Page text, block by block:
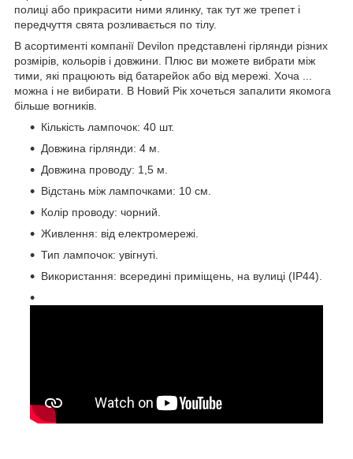
полиці або прикрасити ними ялинку, так тут же трепет і
передчуття свята розливається по тілу.
В асортименті компанії Devilon представлені гірлянди різних
розмірів, кольорів і довжини. Плюс ви можете вибрати між
тими, які працюють від батарейок або від мережі. Хоча ...
можна і не вибирати. В Новий Рік хочеться запалити якомога
більше вогників.
Кількість лампочок: 40 шт.
Довжина гірлянди: 4 м.
Довжина проводу: 1,5 м.
Відстань між лампочками: 10 см.
Колір проводу: чорний.
Живлення: від електромережі.
Тип лампочок: увігнуті.
Використання: всередині приміщень, на вулиці (IP44).